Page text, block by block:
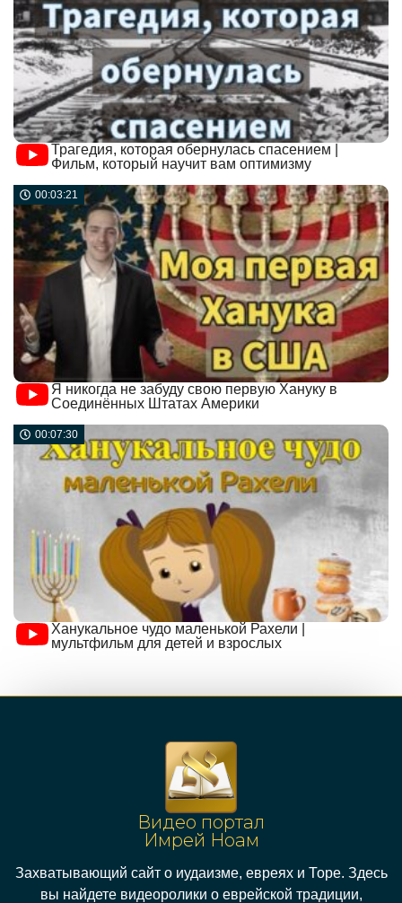
Трагедия, которая обернулась спасением |
Фильм, который научит вам оптимизму
00:03:21
Я никогда не забуду свою первую Хануку в
Соединённых Штатах Америки
00:07:30
Ханукальное чудо маленькой Рахели |
мультфильм для детей и взрослых
Видео портал
Имрей Ноам
Захватывающий сайт о иудаизме, евреях и Торе. Здесь
вы найдете видеоролики о еврейской традиции,